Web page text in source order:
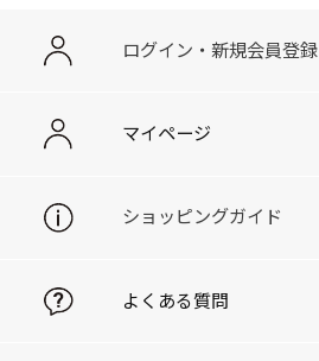
ログイン・新規会員登録
マイページ
ショッピングガイド
よくある質問